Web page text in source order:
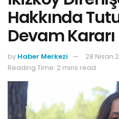
Hakkında
Devam Kararı
by Haber Merkezi
28 Nisan
Reading Time: 2 mins read